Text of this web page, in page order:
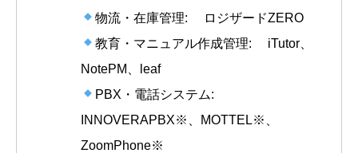
物流・在庫管理: ロジザードZERO
教育・マニュアル作成管理: iTutor、
NotePM、leaf
PBX・電話システム:
INNOVERAPBX※、MOTTEL※、
ZoomPhone※